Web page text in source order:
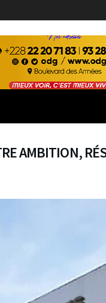
AMBITION,